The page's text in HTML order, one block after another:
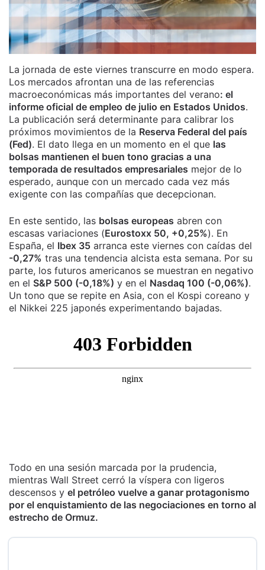
La jornada de este viernes transcurre en modo espera.
Los mercados afrontan una de las referencias
macroeconómicas más importantes del verano: el
informe oficial de empleo de julio en Estados Unidos.
La publicación será determinante para calibrar los
próximos movimientos de la Reserva Federal del país
(Fed). El dato llega en un momento en el que las
bolsas mantienen el buen tono gracias a una
temporada de resultados empresariales mejor de lo
esperado, aunque con un mercado cada vez más
exigente con las compañías que decepcionan.
En este sentido, las bolsas europeas abren con
escasas variaciones (Eurostoxx 50, +0,25%). En
España, el Ibex 35 arranca este viernes con caídas del
-0,27% tras una tendencia alcista esta semana. Por su
parte, los futuros americanos se muestran en negativo
en el S&P 500 (-0,18%) y en el Nasdaq 100 (-0,06%).
Un tono que se repite en Asia, con el Kospi coreano y
el Nikkei 225 japonés experimentando bajadas.
Todo en una sesión marcada por la prudencia,
mientras Wall Street cerró la víspera con ligeros
descensos y el petróleo vuelve a ganar protagonismo
por el enquistamiento de las negociaciones en torno al
estrecho de Ormuz.